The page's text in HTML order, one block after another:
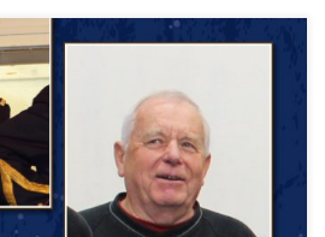
avec beaucoup de peine que nous
de Clément Grimaud, qui faisait partie
très nombreuses années et œuvrait au
dans l’équipe des décors. Clément
de Vertou. La cérémonie aura
Thébaud mardi 15 février